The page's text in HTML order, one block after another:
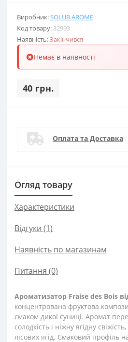
Виробник:SOLUB AROME
Код товару: 32993
Наявність:Закінчився
Немає в наявності
40 грн.
Оплата та Доставка
Огляд товару
Характеристики
Відгуки (1)
Наявність по магазинам
Питання (0)
Ароматизатор Fraise des Bois
концентрована фруктова
смаком дикої суниці. Аромат
солодкість і ніжну ягідну
лісових ягід. Смаковий профіль